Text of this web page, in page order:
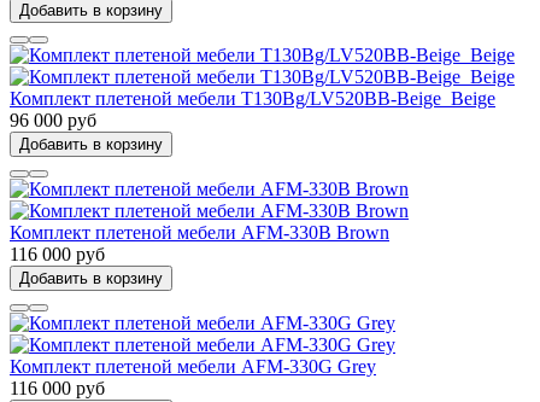
Добавить в корзину
Комплект плетеной мебели T130Bg/LV520BB-Beige_Beige
96 000 руб
Добавить в корзину
Комплект плетеной мебели AFM-330B Brown
116 000 руб
Добавить в корзину
Комплект плетеной мебели AFM-330G Grey
116 000 руб